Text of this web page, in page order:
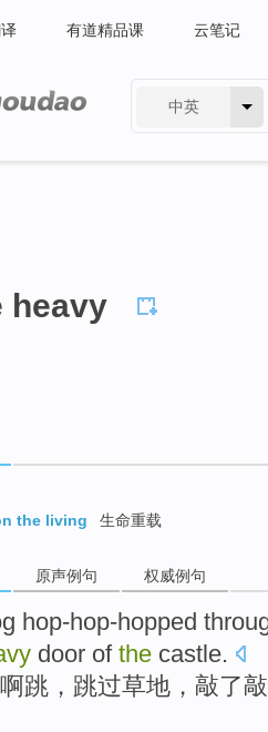
有道精品课 云笔记
中英
heavy
the living
生命重载
原声例句 权威例句
hop-hop-hopped
door of the castle.
跳，跳过草地，敲了